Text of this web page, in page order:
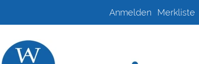
Anmelden Merkliste